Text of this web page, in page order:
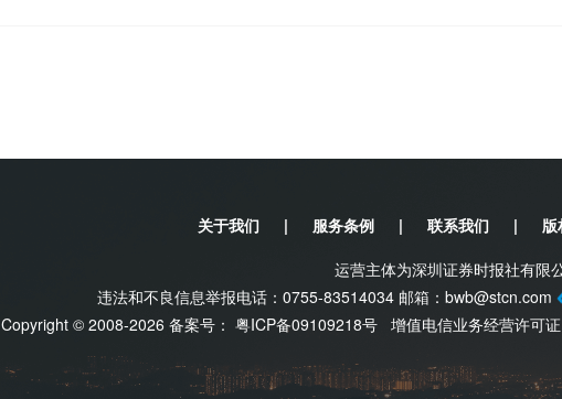
关于我们 | 服务条例 | 联系我们 | 版
运营主体为深圳证券时报社有限
违法和不良信息举报电话：0755-83514034 邮箱： bwb@stcn.com
Copyright © 2008-2026 备案号： 粤ICP备09109218号 增值电信业务经营许可